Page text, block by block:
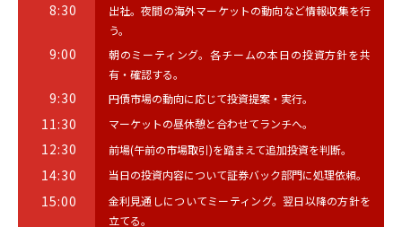
8:30
出社。夜間の海外マーケットの動向など情報収集を行
う。
9:00
朝のミーティング。各チームの本日の投資方針を共
有・確認する。
9:30 円債市場の動向に応じて投資提案・実行。
11:30 マーケットの昼休憩と合わせてランチへ。
12:30 前場(午前の市場取引)を踏まえて追加投資を判断。
14:30 当日の投資内容について証券バック部門に処理依頼。
15:00
金利見通しについてミーティング。翌日以降の方針を
立てる。